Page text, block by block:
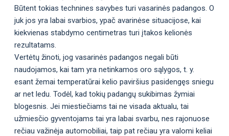
Būtent tokias technines savybes turi vasarinės padangos. O
juk jos yra labai svarbios, ypač avarinėse situacijose, kai
kiekvienas stabdymo centimetras turi įtakos kelionės
rezultatams.
Vertėtų žinoti, jog vasarinės padangos negali būti
naudojamos, kai tam yra netinkamos oro sąlygos, t. y.
esant žemai temperatūrai kelio paviršius pasidengęs sniegu
ar net ledu. Todėl, kad tokių padangų sukibimas žymiai
blogesnis. Jei miestiečiams tai ne visada aktualu, tai
užmiesčio gyventojams tai yra labai svarbu, nes rajonuose
rečiau važinėja automobiliai, taip pat rečiau yra valomi keliai